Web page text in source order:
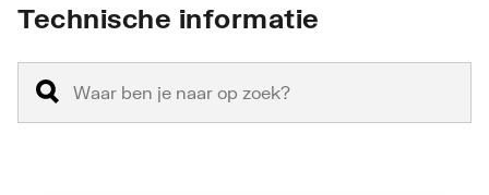
Technische informatie